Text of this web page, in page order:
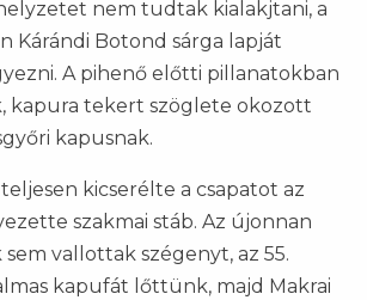
nem tudtak kialakjtani, a
Kárándi Botond sárga lapját
A pihenő előtti pillanatokban
kapura tekert szöglete okozott
kapusnak.
kicserélte a csapatot az
szakmai stáb. Az újonnan
vallottak szégenyt, az 55.
kapufát lőttünk, majd Makrai